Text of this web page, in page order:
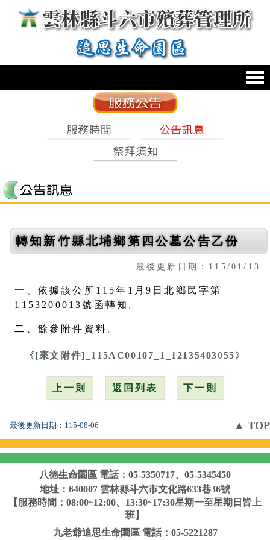
跳到主要內容區塊
轉知新竹縣北埔鄉第四公墓公告乙份
最後更新日期：115/01/13
一、依據該公所115年1月9日北鄉民字第
1153200013號函轉知。
二、餘參附件資料。
《[來文附件]_115AC00107_1_12135403055》
上一則 返回列表 下一則
最後更新日期： 115-08-06 ▲ TOP
八德生命園區 電話：05-5350717、05-5345450
地址：640007 雲林縣斗六市文化路633巷36號
【服務時間：08:00~12:00、13:30~17:30星期一至星期日皆上
班】
九老爺追思生命園區 電話：05-5221287